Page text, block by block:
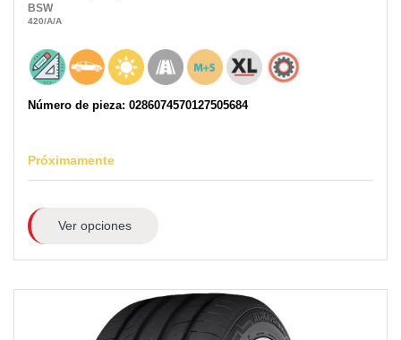
BSW
420/A/A
Número de pieza: 0286074570127505684
Próximamente
Ver opciones